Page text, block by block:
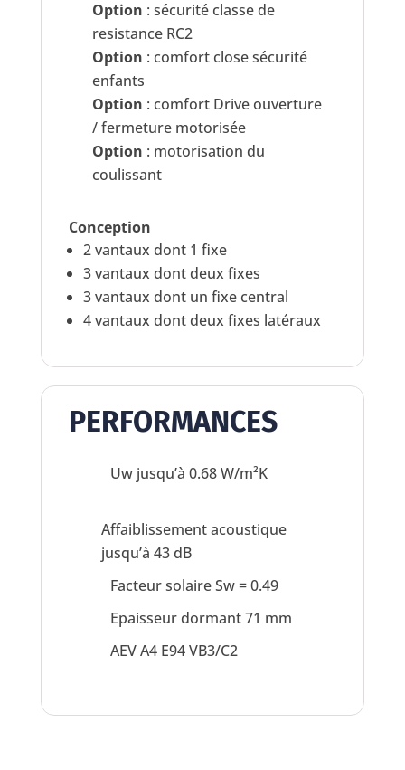
Option : sécurité classe de
resistance RC2
Option : comfort close sécurité
enfants
Option : comfort Drive ouverture
/ fermeture motorisée
Option : motorisation du
coulissant
Conception
2 vantaux dont 1 fixe
3 vantaux dont deux fixes
3 vantaux dont un fixe central
4 vantaux dont deux fixes latéraux
PERFORMANCES
Uw jusqu’à 0.68 W/m²K
Affaiblissement acoustique
jusqu’à 43 dB
Facteur solaire Sw = 0.49
Epaisseur dormant 71 mm
AEV A4 E94 VB3/C2